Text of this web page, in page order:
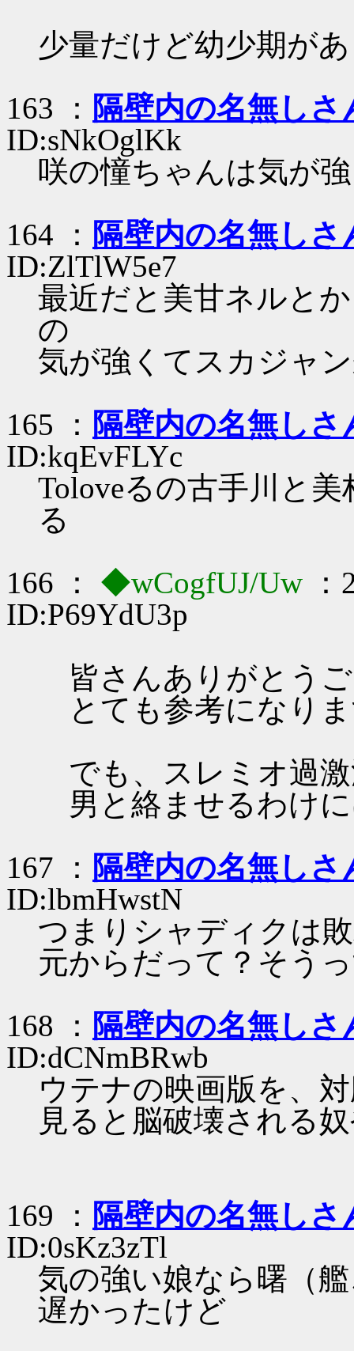
少量だけど幼少期が
163 ： 隔壁内の名無しさ
ID:sNkOglKk
咲の憧ちゃんは気が
164 ： 隔壁内の名無しさ
ID:ZlTlW5e7
最近だと美甘ネルと
の
気が強くてスカジャ
165 ： 隔壁内の名無しさ
ID:kqEvFLYc
Toloveるの古手川と
る
166 ：
◆wCogfUJ/Uw
ID:P69YdU3p
皆さんありがとう
とても参考になり
でも、スレミオ過
男と絡ませるわけ
167 ： 隔壁内の名無しさ
ID:lbmHwstN
つまりシャディクは
元からだって？そう
168 ： 隔壁内の名無しさ
ID:dCNmBRwb
ウテナの映画版を、
見ると脳破壊される
169 ： 隔壁内の名無しさ
ID:0sKz3zTl
気の強い娘なら曙（
遅かったけど